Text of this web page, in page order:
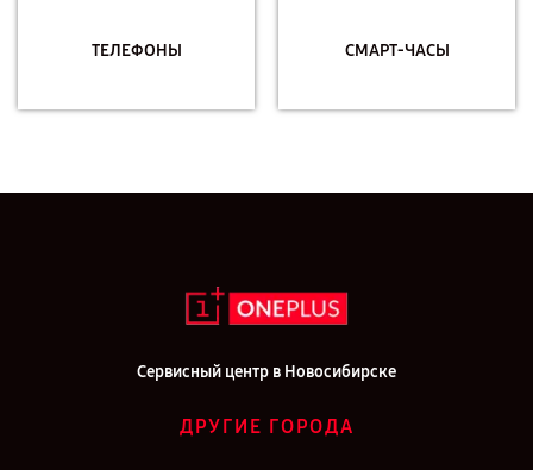
ТЕЛЕФОНЫ СМАРТ-ЧАСЫ
Сервисный центр в Новосибирске
ДРУГИЕ ГОРОДА